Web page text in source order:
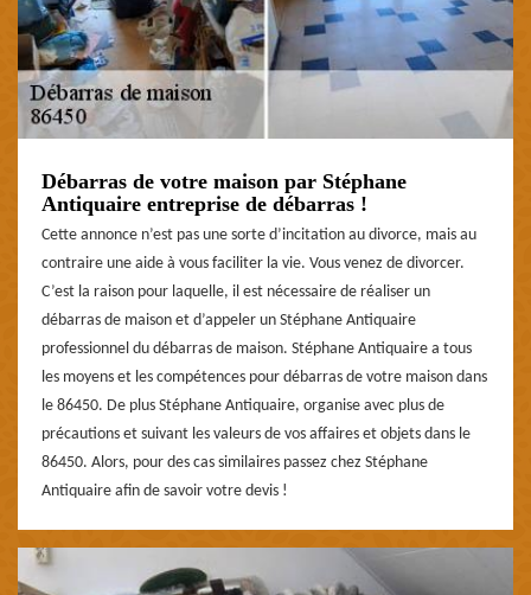
Débarras de votre maison par Stéphane
Antiquaire entreprise de débarras !
Cette annonce n’est pas une sorte d’incitation au divorce, mais au
contraire une aide à vous faciliter la vie. Vous venez de divorcer.
C’est la raison pour laquelle, il est nécessaire de réaliser un
débarras de maison et d’appeler un Stéphane Antiquaire
professionnel du débarras de maison. Stéphane Antiquaire a tous
les moyens et les compétences pour débarras de votre maison dans
le 86450. De plus Stéphane Antiquaire, organise avec plus de
précautions et suivant les valeurs de vos affaires et objets dans le
86450. Alors, pour des cas similaires passez chez Stéphane
Antiquaire afin de savoir votre devis !